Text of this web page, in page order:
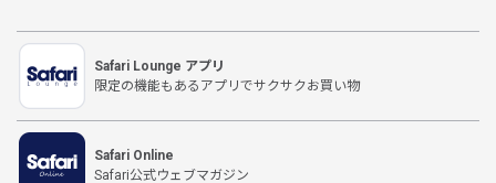
Safari Lounge アプリ
限定の機能もあるアプリでサクサクお買い物
Safari Online
Safari公式ウェブマガジン